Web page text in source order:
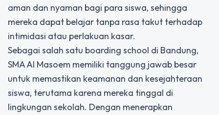
aman dan nyaman bagi para siswa, sehingga
mereka dapat belajar tanpa rasa takut terhadap
intimidasi atau perlakuan kasar.
Sebagai salah satu boarding school di Bandung,
SMA Al Masoem memiliki tanggung jawab besar
untuk memastikan keamanan dan kesejahteraan
siswa, terutama karena mereka tinggal di
lingkungan sekolah. Dengan menerapkan